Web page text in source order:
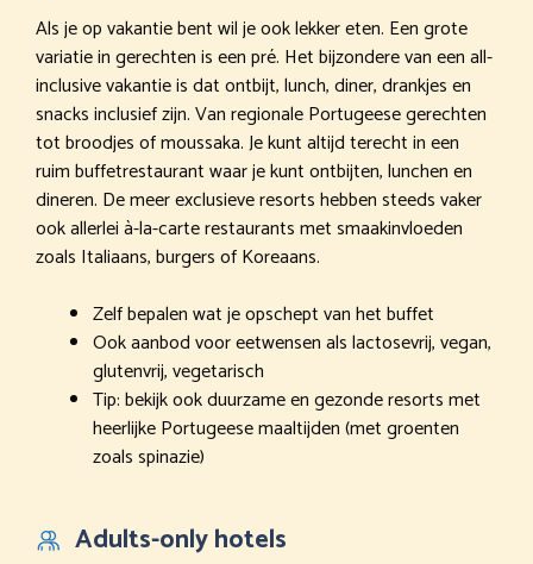
Als je op vakantie bent wil je ook lekker eten. Een grote
variatie in gerechten is een pré. Het bijzondere van een all-
inclusive vakantie is dat ontbijt, lunch, diner, drankjes en
snacks inclusief zijn. Van regionale Portugeese gerechten
tot broodjes of moussaka. Je kunt altijd terecht in een
ruim buffetrestaurant waar je kunt ontbijten, lunchen en
dineren. De meer exclusieve resorts hebben steeds vaker
ook allerlei à-la-carte restaurants met smaakinvloeden
zoals Italiaans, burgers of Koreaans.
Zelf bepalen wat je opschept van het buffet
Ook aanbod voor eetwensen als lactosevrij, vegan,
glutenvrij, vegetarisch
Tip: bekijk ook duurzame en gezonde resorts met
heerlijke Portugeese maaltijden (met groenten
zoals spinazie)
Adults-only hotels